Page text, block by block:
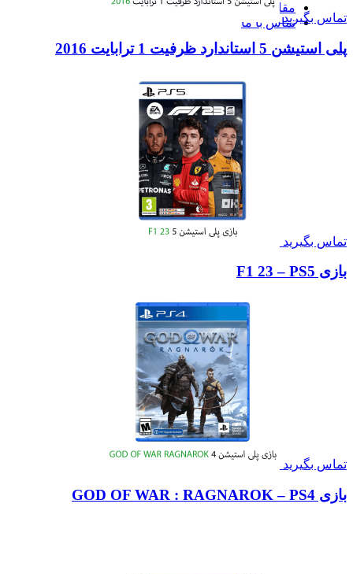
مقالات
تماس با ماتماس بگیرید
پلی استیشن 5 استاندارد ظرفیت 1 ترابایت 2016
تماس بگیرید
بازی F1 23 – PS5
تماس بگیرید
بازی GOD OF WAR : RAGNAROK – PS4